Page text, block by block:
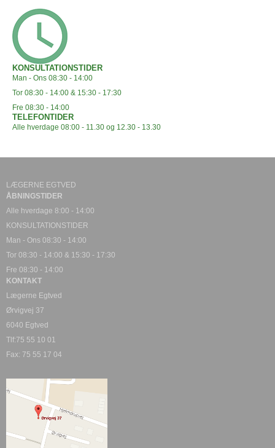
KONSULTATIONSTIDER
Man - Ons 08:30 - 14:00
Tor 08:30 - 14:00 & 15:30 - 17:30
Fre 08:30 - 14:00
TELEFONTIDER
Alle hverdage 08:00 - 11.30 og 12.30 - 13.30
LÆGERNE EGTVED
ÅBNINGSTIDER
Alle hverdage 8:00 - 14:00
KONSULTATIONSTIDER
Man - Ons 08:30 - 14:00
Tor 08:30 - 14:00 & 15:30 - 17:30
Fre 08:30 - 14:00
KONTAKT
Lægerne Egtved
Ørvigvej 37
6040 Egtved
Tlf:75 55 10 01
Fax: 75 55 17 04